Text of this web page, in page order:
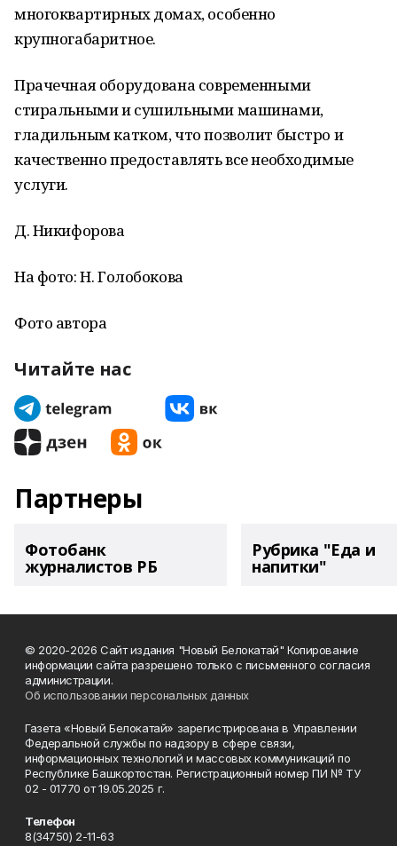
многоквартирных домах, особенно
крупногабаритное.
Прачечная оборудована современными
стиральными и сушильными машинами,
гладильным катком, что позволит быстро и
качественно предоставлять все необходимые
услуги.
Д. Никифорова
На фото: Н. Голобокова
Фото автора
Читайте нас
Партнеры
Фотобанк
журналистов РБ
Рубрика "Еда и
напитки"
© 2020-2026 Сайт издания "Новый Белокатай" Копирование
информации сайта разрешено только с письменного согласия
администрации.
Об использовании персональных данных
Газета «Новый Белокатай» зарегистрирована в Управлении
Федеральной службы по надзору в сфере связи,
информационных технологий и массовых коммуникаций по
Республике Башкортостан. Регистрационный номер ПИ № ТУ
02 - 01770 от 19.05.2025 г.
Телефон
8(34750) 2-11-63